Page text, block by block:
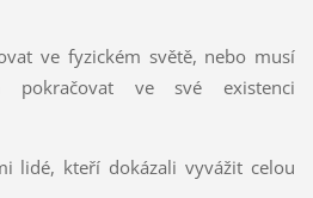
ve fyzickém světě, nebo musí
pokračovat ve své existenci
lidé, kteří dokázali vyvážit celou